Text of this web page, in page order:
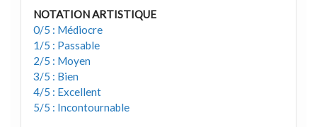
NOTATION ARTISTIQUE
0/5 : Médiocre
1/5 : Passable
2/5 : Moyen
3/5 : Bien
4/5 : Excellent
5/5 : Incontournable